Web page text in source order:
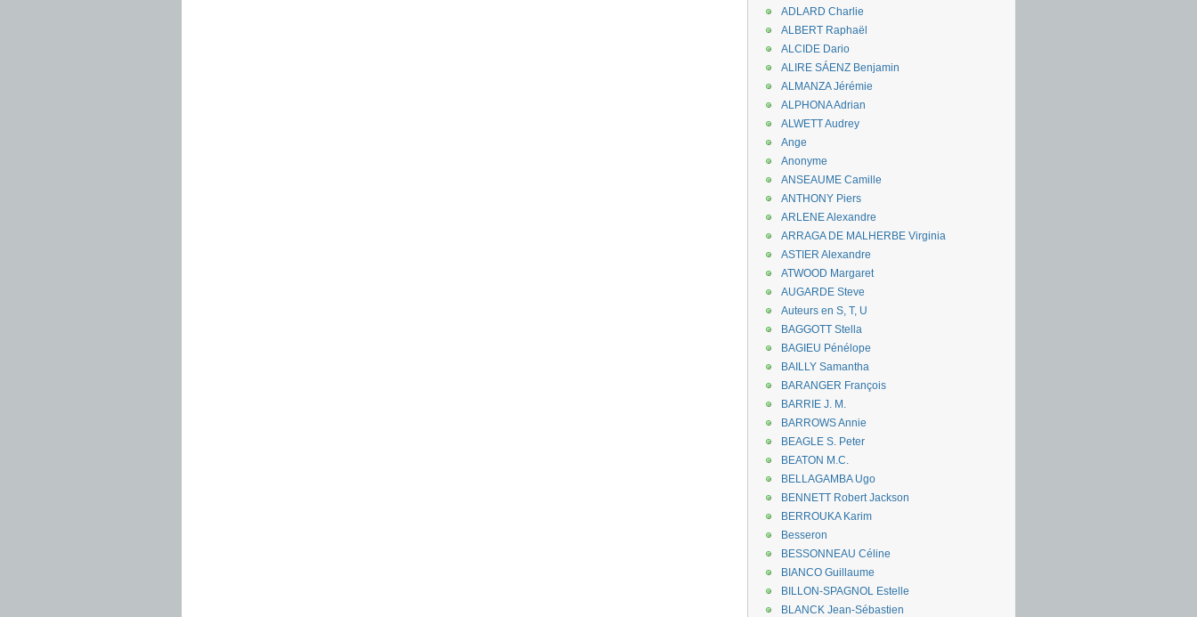
ADLARD Charlie
ALBERT Raphaël
ALCIDE Dario
ALIRE SÁENZ Benjamin
ALMANZA Jérémie
ALPHONA Adrian
ALWETT Audrey
Ange
Anonyme
ANSEAUME Camille
ANTHONY Piers
ARLENE Alexandre
ARRAGA DE MALHERBE Virginia
ASTIER Alexandre
ATWOOD Margaret
AUGARDE Steve
Auteurs en S, T, U
BAGGOTT Stella
BAGIEU Pénélope
BAILLY Samantha
BARANGER François
BARRIE J. M.
BARROWS Annie
BEAGLE S. Peter
BEATON M.C.
BELLAGAMBA Ugo
BENNETT Robert Jackson
BERROUKA Karim
Besseron
BESSONNEAU Céline
BIANCO Guillaume
BILLON-SPAGNOL Estelle
BLANCK Jean-Sébastien